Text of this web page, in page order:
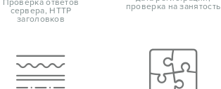
Проверка ответов
сервера, HTTP
заголовков
проверка на занятость